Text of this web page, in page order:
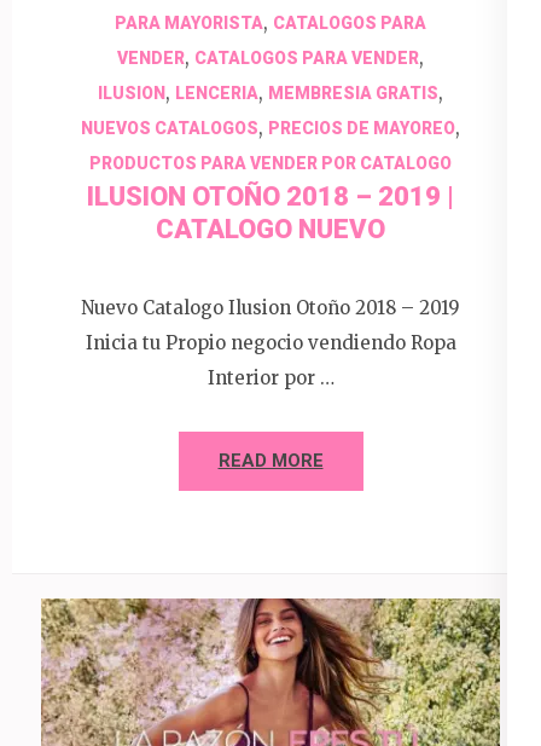
PARA MAYORISTA, CATALOGOS PARA
VENDER, CATALOGOS PARA VENDER,
ILUSION, LENCERIA, MEMBRESIA GRATIS,
NUEVOS CATALOGOS, PRECIOS DE MAYOREO,
PRODUCTOS PARA VENDER POR CATALOGO
ILUSION OTOÑO 2018 – 2019 |
CATALOGO NUEVO
Nuevo Catalogo Ilusion Otoño 2018 – 2019
Inicia tu Propio negocio vendiendo Ropa
Interior por …
READ MORE